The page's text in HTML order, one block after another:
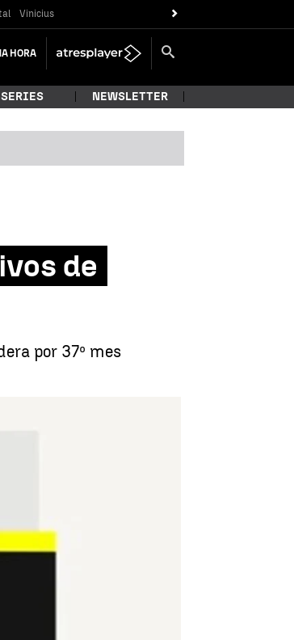
Vinicius
HORA
SERIES NEWSLETTER
de
por 37º mes
mayo en 5 años |